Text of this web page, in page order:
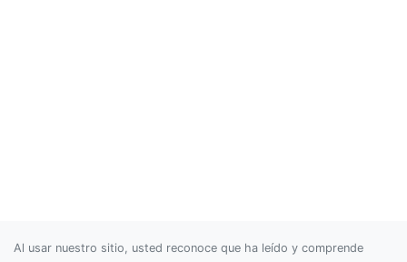
Al usar nuestro sitio, usted reconoce que ha leído y comprende